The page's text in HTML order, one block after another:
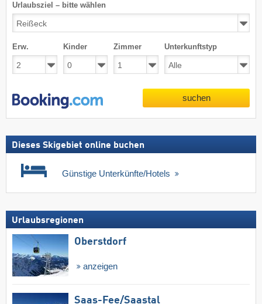
Urlaubsziel – bitte wählen
Erw. Kinder Zimmer Unterkunftstyp
suchen
Dieses Skigebiet online buchen
Günstige Unterkünfte/Hotels
Urlaubsregionen
Oberstdorf
anzeigen
Saas-Fee/​Saastal